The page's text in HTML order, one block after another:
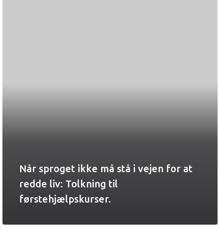
Når sproget ikke må stå i vejen for at
redde liv: Tolkning til
førstehjælpskurser.